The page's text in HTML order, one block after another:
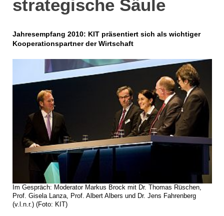
strategische Säule
Jahresempfang 2010: KIT präsentiert sich als wichtiger
Kooperationspartner der Wirtschaft
Im Gespräch: Moderator Markus Brock mit Dr. Thomas Rüschen,
Prof. Gisela Lanza, Prof. Albert Albers und Dr. Jens Fahrenberg
(v.l.n.r.) (Foto: KIT)